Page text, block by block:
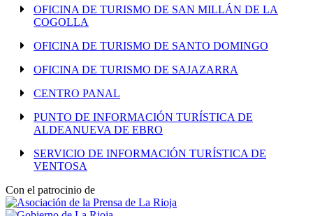
OFICINA DE TURISMO DE SAN MILLÁN DE LA
COGOLLA
OFICINA DE TURISMO DE SANTO DOMINGO
OFICINA DE TURISMO DE SAJAZARRA
CENTRO PANAL
PUNTO DE INFORMACIÓN TURÍSTICA DE
ALDEANUEVA DE EBRO
SERVICIO DE INFORMACIÓN TURÍSTICA DE
VENTOSA
Con el patrocinio de